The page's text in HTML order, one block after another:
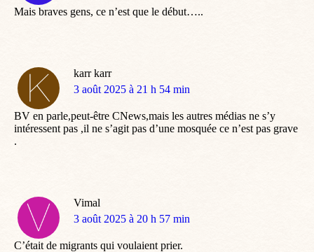
Mais braves gens, ce n’est que le début…..
karr karr
dit
3 août 2025 à 21 h 54 min
BV en parle,peut-être CNews,mais les autres médias ne s’y
intéressent pas ,il ne s’agit pas d’une mosquée ce n’est pas grave
.
Vimal
dit
3 août 2025 à 20 h 57 min
C’était de migrants qui voulaient prier.